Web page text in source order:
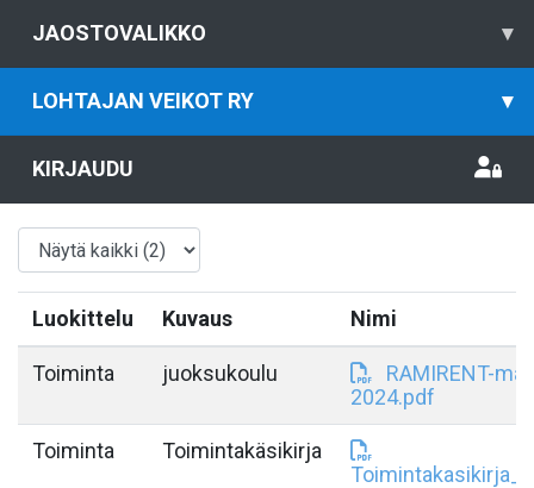
JAOSTOVALIKKO ▾
LOHTAJAN VEIKOT RY ▾
KIRJAUDU
Luokittelu Kuvaus Nimi
Toiminta juoksukoulu
RAMIRENT-
2024.pdf
Toiminta
Toimintakäsikirja